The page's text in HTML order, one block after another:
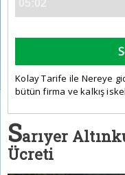
Kolay Tarife ile Nereye
bütün firma ve kalkış
Sarıyer
Ücreti